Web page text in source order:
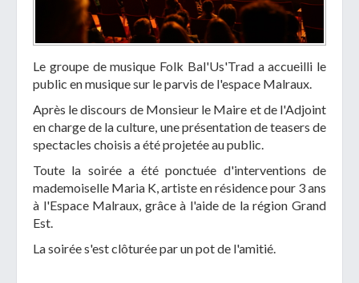
Le groupe de musique Folk Bal'Us'Trad a accueilli le
public en musique sur le parvis de l'espace Malraux.
Après le discours de Monsieur le Maire et de l'Adjoint
en charge de la culture, une présentation de teasers de
spectacles choisis a été projetée au public.
Toute la soirée a été ponctuée d'interventions de
mademoiselle Maria K, artiste en résidence pour 3 ans
à l'Espace Malraux, grâce à l'aide de la région Grand
Est.
La soirée s'est clôturée par un pot de l'amitié.